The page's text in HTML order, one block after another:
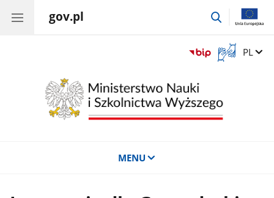
gov.pl
przejdź
Otwórz
okno
języka
migowego
Zmień
PL
MENU